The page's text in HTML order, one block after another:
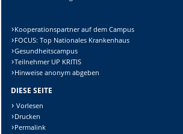
Kooperationspartner auf dem Campus
FOCUS: Top Nationales Krankenhaus
Gesundheitscampus
Teilnehmer UP KRITIS
Hinweise anonym abgeben
DIESE SEITE
Vorlesen
Drucken
Permalink